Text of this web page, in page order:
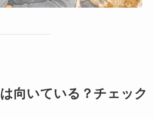
向いている？チェック